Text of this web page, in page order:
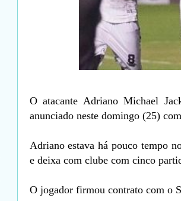
O atacante Adriano Michael
anunciado neste domingo (25)
Adriano estava há pouco tempo
e deixa com clube com cinco
O jogador firmou contrato com o